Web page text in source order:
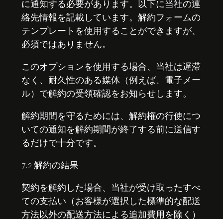
に通知する必要があります。以下に当社の連
絡先情報を記載しています。 解約フォームの
テンプレートを使用することができますが、
必須ではありません。
このオプションを使用する場合、当社は遅滞
なく、耐久性のある媒体（例えば、電子メー
ル）で解約の受領確認をお知らせします。
解約期間を守るためには、解約権の行使につ
いての通知を解約期間が終了する前に送信す
るだけで十分です。
7.2 解約の結果
契約を解約した場合、当社が受け取ったすべ
ての支払い（お客様が選択した標準的な配送
方法以外の配送方法による追加費用を除く）